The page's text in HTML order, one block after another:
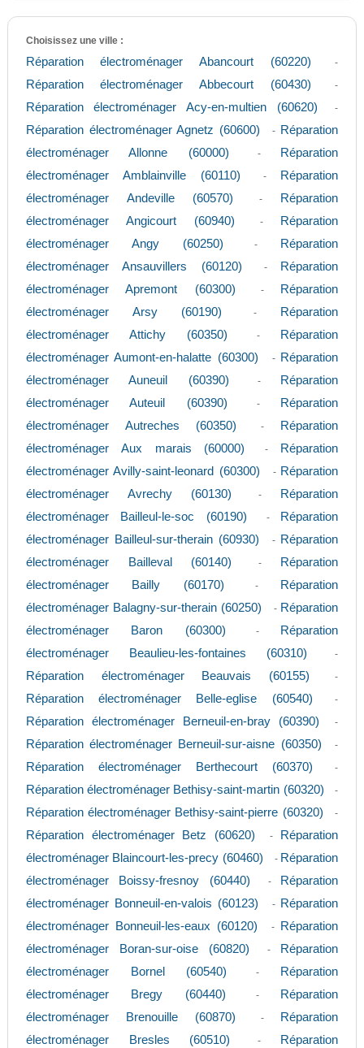
Choisissez une ville :
Réparation électroménager Abancourt (60220) -
Réparation électroménager Abbecourt (60430) -
Réparation électroménager Acy-en-multien (60620) -
Réparation électroménager Agnetz (60600) - Réparation
électroménager Allonne (60000)
-
Réparation
électroménager Amblainville (60110)
-
Réparation
électroménager Andeville (60570)
-
Réparation
électroménager Angicourt (60940)
-
Réparation
électroménager Angy (60250)
-
Réparation
électroménager Ansauvillers (60120)
-
Réparation
électroménager Apremont (60300)
-
Réparation
électroménager Arsy (60190)
-
Réparation
électroménager Attichy (60350)
-
Réparation
électroménager Aumont-en-halatte (60300)
- Réparation
électroménager Auneuil (60390)
-
Réparation
électroménager Auteuil (60390)
-
Réparation
électroménager Autreches (60350)
-
Réparation
électroménager Aux marais (60000)
-
Réparation
électroménager Avilly-saint-leonard (60300)
- Réparation
électroménager Avrechy (60130)
-
Réparation
électroménager Bailleul-le-soc (60190)
-
Réparation
électroménager Bailleul-sur-therain (60930)
- Réparation
électroménager Bailleval (60140)
-
Réparation
électroménager Bailly (60170)
-
Réparation
électroménager Balagny-sur-therain (60250)
- Réparation
électroménager Baron (60300)
-
Réparation
électroménager Beaulieu-les-fontaines (60310)
-
Réparation électroménager Beauvais (60155) -
Réparation électroménager Belle-eglise (60540) -
Réparation électroménager Berneuil-en-bray (60390) -
Réparation électroménager Berneuil-sur-aisne (60350) -
Réparation électroménager Berthecourt (60370) -
Réparation électroménager Bethisy-saint-martin (60320) -
Réparation électroménager Bethisy-saint-pierre (60320) -
Réparation électroménager Betz (60620) -
Réparation
électroménager Blaincourt-les-precy (60460)
- Réparation
électroménager Boissy-fresnoy (60440)
-
Réparation
électroménager Bonneuil-en-valois (60123)
- Réparation
électroménager Bonneuil-les-eaux (60120)
-
Réparation
électroménager Boran-sur-oise (60820)
-
Réparation
électroménager Bornel (60540)
-
Réparation
électroménager Bregy (60440)
-
Réparation
électroménager Brenouille (60870)
-
Réparation
électroménager Bresles (60510)
-
Réparation